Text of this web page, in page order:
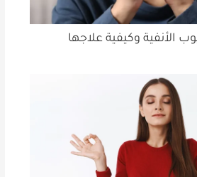
الأنفية وكيفية علاجها